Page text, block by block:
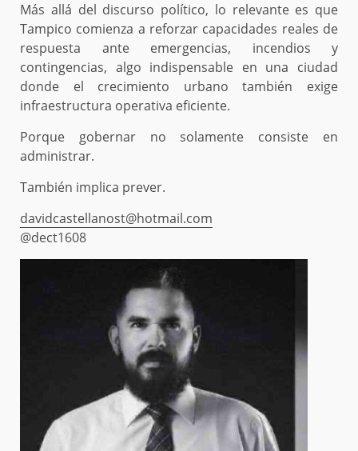
Más allá del discurso político, lo relevante es que
Tampico comienza a reforzar capacidades reales de
respuesta ante emergencias, incendios y
contingencias, algo indispensable en una ciudad
donde el crecimiento urbano también exige
infraestructura operativa eficiente.
Porque gobernar no solamente consiste en
administrar.
También implica prever.
davidcastellanost@hotmail.com
@dect1608